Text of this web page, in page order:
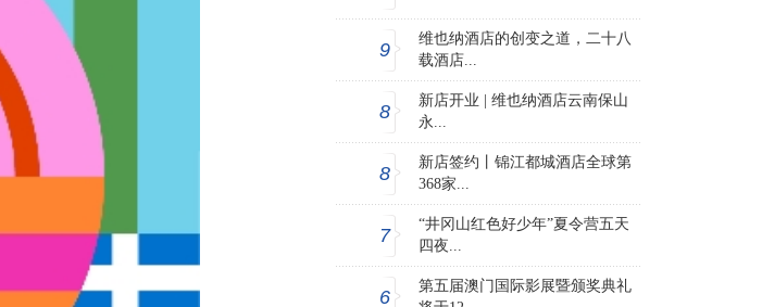
9
维也纳酒店的创变之道，二十八
载酒店...
8
新店开业 | 维也纳酒店云南保山
永...
8
新店签约丨锦江都城酒店全球第
368家...
7
“井冈山红色好少年”夏令营五天
四夜...
6
第五届澳门国际影展暨颁奖典礼